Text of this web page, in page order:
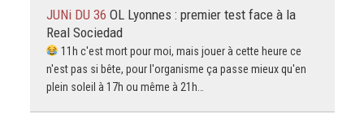
JUNi DU 36 OL Lyonnes : premier test face à la
Real Sociedad
11h c'est mort pour moi, mais jouer à cette heure ce
n'est pas si bête, pour l'organisme ça passe mieux qu'en
plein soleil à 17h ou même à 21h…